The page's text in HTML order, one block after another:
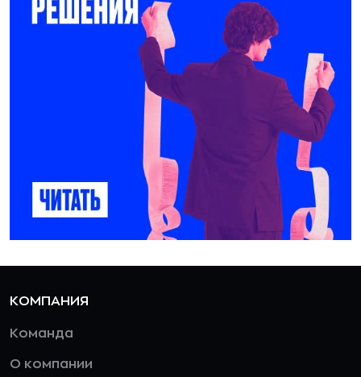
КОМПАНИЯ
Команда
О компании